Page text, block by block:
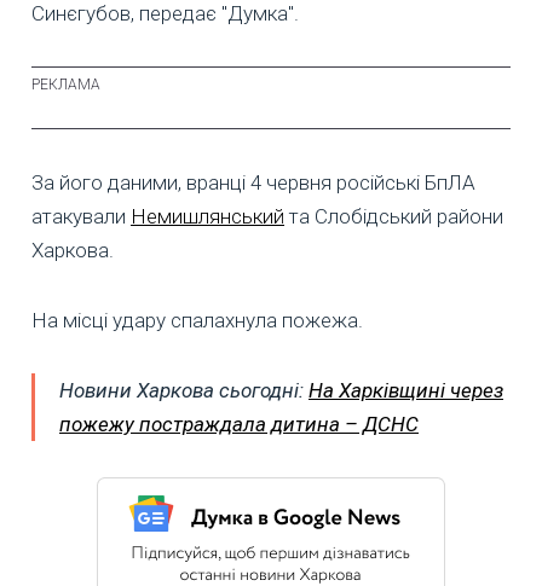
Синєгубов, передає "Думка".
За його даними, вранці 4 червня російські БпЛА
атакували Немишлянський та Слобідський райони
Харкова.
На місці удару спалахнула пожежа.
Новини Харкова сьогодні: На Харківщині через
пожежу постраждала дитина – ДСНС